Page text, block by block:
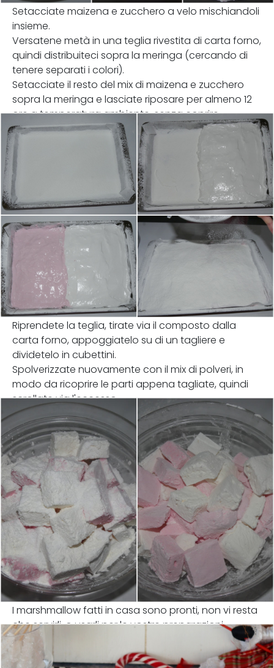
Setacciate maizena e zucchero a velo mischiandoli
insieme.
Versatene metà in una teglia rivestita di carta forno,
quindi distribuiteci sopra la meringa (cercando di
tenere separati i colori).
Setacciate il resto del mix di maizena e zucchero
sopra la meringa e lasciate riposare per almeno 12
ore a temperatura ambiente, senza coprire.
Riprendete la teglia, tirate via il composto dalla
carta forno, appoggiatelo su di un tagliere e
dividetelo in cubettini.
Spolverizzate nuovamente con il mix di polveri, in
modo da ricoprire le parti appena tagliate, quindi
scrollate via l'eccesso.
I marshmallow fatti in casa sono pronti, non vi resta
che servirli, o usarli per le vostre preparazioni.